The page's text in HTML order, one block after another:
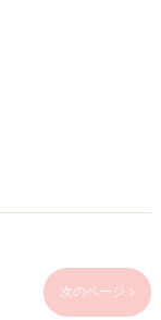
次のページ >